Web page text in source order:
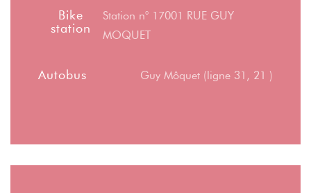
Bike
station
Station n° 17001 RUE GUY
MOQUET
Autobus Guy Môquet (ligne 31, 21 )